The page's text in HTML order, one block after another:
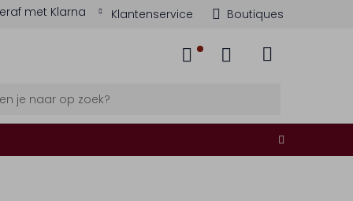
met Klarna Klantenservice Boutiques